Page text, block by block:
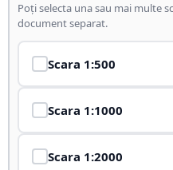
Poți selecta una sau mai multe
document separat.
Scara 1:500
Scara 1:1000
Scara 1:2000